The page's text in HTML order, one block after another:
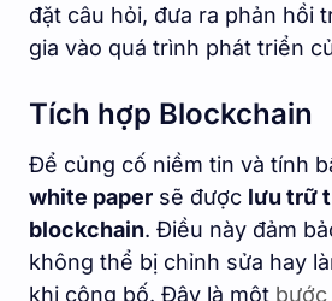
đặt câu hỏi, đưa ra phản hồi
gia vào quá trình phát triển
Tích hợp Blockchain
Để củng cố niềm tin và tính
white paper sẽ được lưu trữ
blockchain. Điều này đảm
không thể bị chỉnh sửa hay
khi công bố. Đây là một